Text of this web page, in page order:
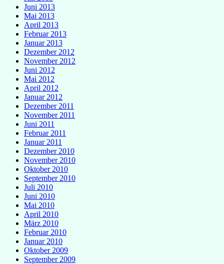
Juni 2013
Mai 2013
April 2013
Februar 2013
Januar 2013
Dezember 2012
November 2012
Juni 2012
Mai 2012
April 2012
Januar 2012
Dezember 2011
November 2011
Juni 2011
Februar 2011
Januar 2011
Dezember 2010
November 2010
Oktober 2010
September 2010
Juli 2010
Juni 2010
Mai 2010
April 2010
März 2010
Februar 2010
Januar 2010
Oktober 2009
September 2009